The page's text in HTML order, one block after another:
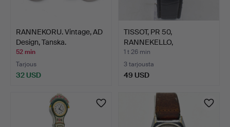
RANNEKORU. Vintage, AD
Design, Tanska.
52 min
Tarjous
32 USD
TISSOT, PR 50,
RANNEKELLO,
SAFIIRILASI, PÄ…
1 t 26 min
3 tarjousta
49 USD